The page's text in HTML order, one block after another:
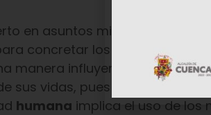
en asuntos mineros
concretar los proyectos
manera influyen en el nivel de
sus vidas, pues es importante
humana implica el uso de los